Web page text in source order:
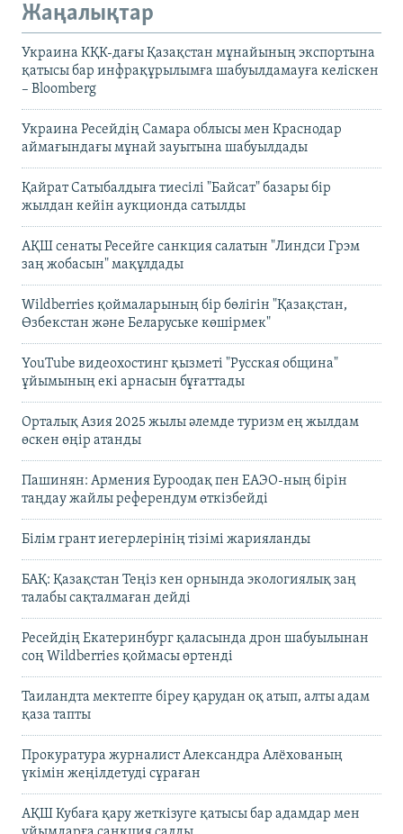
Жаңалықтар
Украина КҚК-дағы Қазақстан мұнайының экспортына
қатысы бар инфрақұрылымға шабуылдамауға келіскен
– Bloomberg
Украина Ресейдің Самара облысы мен Краснодар
аймағындағы мұнай зауытына шабуылдады
Қайрат Сатыбалдыға тиесілі "Байсат" базары бір
жылдан кейін аукционда сатылды
АҚШ сенаты Ресейге санкция салатын "Линдси Грэм
заң жобасын" мақұлдады
Wildberries қоймаларының бір бөлігін "Қазақстан,
Өзбекстан және Беларуське көшірмек"
YouTube видеохостинг қызметі "Русская община"
ұйымының екі арнасын бұғаттады
Орталық Азия 2025 жылы әлемде туризм ең жылдам
өскен өңір атанды
Пашинян: Армения Еуроодақ пен ЕАЭО-ның бірін
таңдау жайлы референдум өткізбейді
Білім грант иегерлерінің тізімі жарияланды
БАҚ: Қазақстан Теңіз кен орнында экологиялық заң
талабы сақталмаған дейді
Ресейдің Екатеринбург қаласында дрон шабуылынан
соң Wildberries қоймасы өртенді
Таиландта мектепте біреу қарудан оқ атып, алты адам
қаза тапты
Прокуратура журналист Александра Алёхованың
үкімін жеңілдетуді сұраған
АҚШ Кубаға қару жеткізуге қатысы бар адамдар мен